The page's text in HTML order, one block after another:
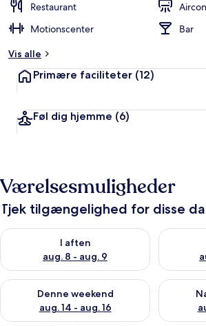
Restaurant
Motionscenter
Bar
Vis alle
Primære faciliteter (12)
Føl dig hjemme (6)
Værelsesmuligheder
Tjek tilgængelighed for disse
I aften
aug. 8 - aug. 9
Tjek tilgængelighed for i aften aug. 8 -
Tjek
Denne weekend
aug. 14 - aug. 16
Tjek tilgængelighed for denne weekend
Tjek